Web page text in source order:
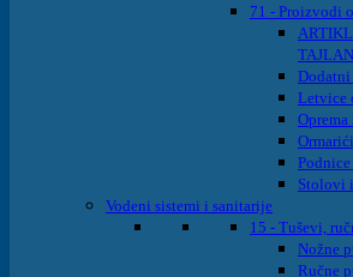
71 - Proizvodi
Dodatni
Letvice
Stolovi
Vodeni sistemi i sanitarije
15 - Tuševi,
Nožne
Ručne